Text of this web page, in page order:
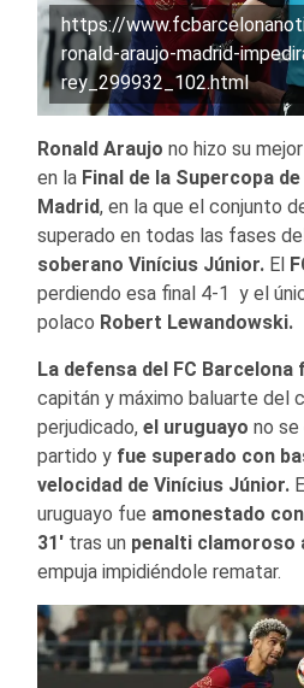
https://
ronald-araujo-madrid-
rey_299932_102.html
Ronald Araujo no hizo su
en la Final de la Supercopa
Madrid, en la que el conjunto
superado en todas las fases
soberano Vinícius Júnior. El
perdiendo esa final 4-1 y el
polaco Robert Lewandowski.
La defensa del FC Barcelona
capitán y máximo baluarte del
perjudicado, el uruguayo no
partido y fue superado con
velocidad de Vinícius Júnior.
uruguayo fue amonestado
31′ tras un penalti clamoroso
empuja impidiéndole rematar.